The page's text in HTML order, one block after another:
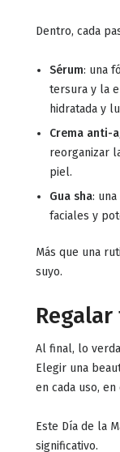
Dentro, cada
Sérum: una
tersura y la
hidratada y
Crema anti-
reorganizar
piel.
Gua sha:
faciales y
Más que una
suyo.
Al final, lo
Elegir una
en cada uso,
Este Día de la
significativo.